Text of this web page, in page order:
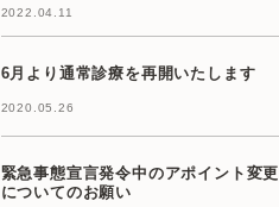
2022.04.11
6月より通常診療を再開いたします
2020.05.26
緊急事態宣言発令中のアポイント変更
についてのお願い